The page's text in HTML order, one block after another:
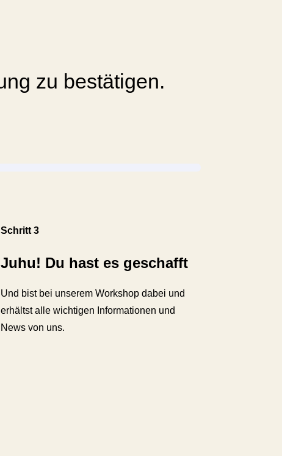
zu bestätigen.
Schritt 3
Juhu! Du hast es geschafft
Und bist bei unserem Workshop dabei und
erhältst alle wichtigen Informationen und
News von uns.